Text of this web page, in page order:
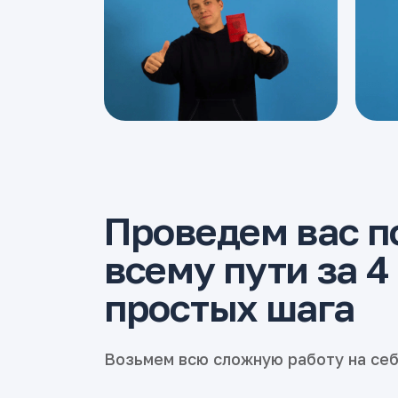
Проведем вас
всему пути за 4
простых шага
Возьмем всю сложную работу на